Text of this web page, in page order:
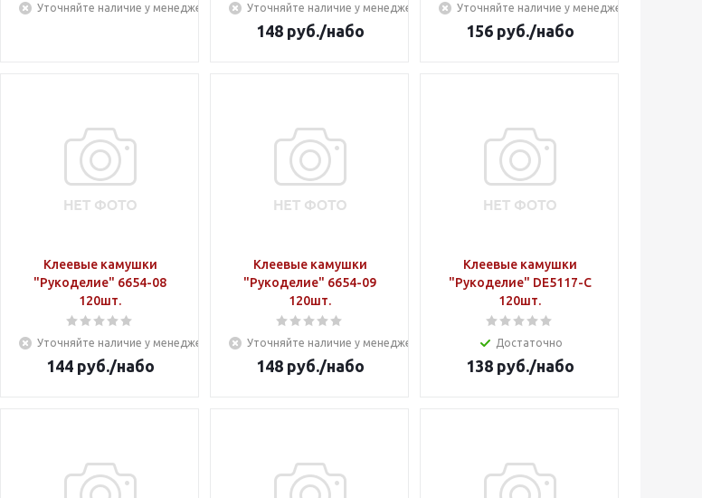
Уточняйте наличие у менеджера Уточняйте наличие у менеджера
148руб./набо
Уточняйте наличие у менеджера
156руб./набо
Клеевые камушки
"Рукоделие" 6654-08
120шт.
Уточняйте наличие у менеджера
144руб./набо
Клеевые камушки
"Рукоделие" 6654-09
120шт.
Уточняйте наличие у менеджера
148руб./набо
Клеевые камушки
"Рукоделие" DE5117-C
120шт.
Достаточно
138руб./набо